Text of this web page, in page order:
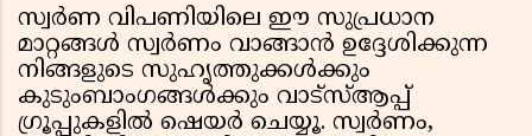
സ്വര്‍ണ വിപണിയിലെ ഈ സുപ്രധാന
മാറ്റങ്ങള്‍ സ്വര്‍ണം വാങ്ങാന്‍ ഉദ്ദേശിക്കുന്ന
നിങ്ങളുടെ സുഹൃത്തുക്കള്‍ക്കും
കുടുംബാംഗങ്ങള്‍ക്കും വാട്സ്ആപ്പ്
ഗ്രൂപ്പുകളില്‍ ഷെയര്‍ ചെയ്യൂ. സ്വര്‍ണം,